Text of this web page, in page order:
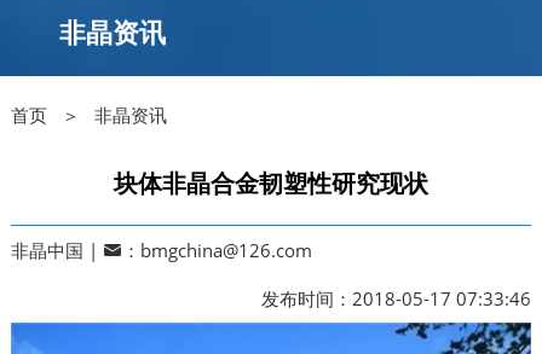
非晶资讯
首页 ＞ 非晶资讯
块体非晶合金韧塑性研究现状
非晶中国 |
：bmgchina@126.com
发布时间：2018-05-17 07:33:46